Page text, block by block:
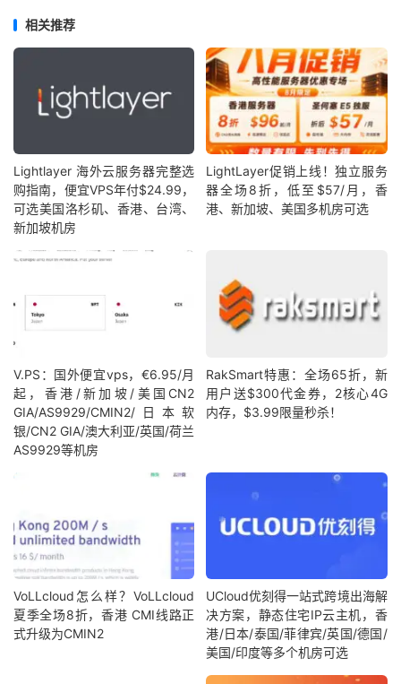
相关推荐
Lightlayer 海外云服务器完整选
购指南，便宜VPS年付$24.99，
可选美国洛杉矶、香港、台湾、
新加坡机房
LightLayer促销上线！独立服务
器全场8折，低至$57/月，香
港、新加坡、美国多机房可选
V.PS：国外便宜vps，€6.95/月
起，香港/新加坡/美国CN2
GIA/AS9929/CMIN2/日本软
银/CN2 GIA/澳大利亚/英国/荷兰
AS9929等机房
RakSmart特惠：全场65折，新
用户送$300代金券，2核心4G
内存，$3.99限量秒杀！
VoLLcloud怎么样？VoLLcloud
夏季全场8折，香港 CMI线路正
式升级为CMIN2
UCloud优刻得一站式跨境出海解
决方案，静态住宅IP云主机，香
港/日本/泰国/菲律宾/英国/德国/
美国/印度等多个机房可选